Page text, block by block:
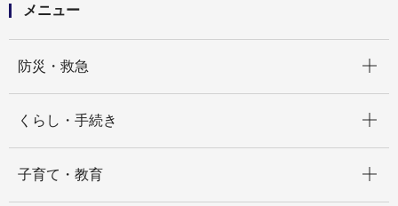
メニュー
防災・救急
くらし・手続き
子育て・教育